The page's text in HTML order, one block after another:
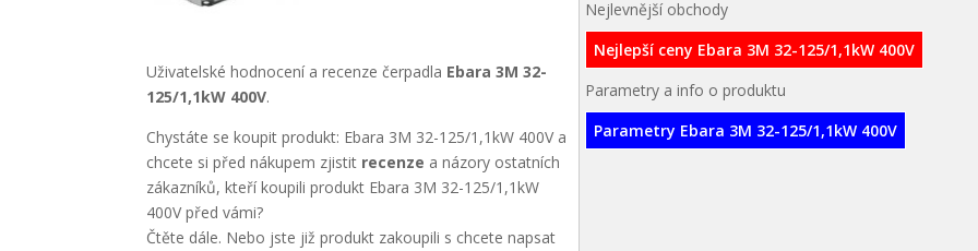
Nejlevnější obchody
Nejlepší ceny Ebara 3M 32-125/1,1kW 400V
Parametry a info o produktu
Parametry Ebara 3M 32-125/1,1kW 400V
Uživatelské hodnocení a recenze čerpadla Ebara 3M 32-
125/1,1kW 400V.
Chystáte se koupit produkt: Ebara 3M 32-125/1,1kW 400V a
chcete si před nákupem zjistit recenze a názory ostatních
zákazníků, kteří koupili produkt Ebara 3M 32-125/1,1kW
400V před vámi?
Čtěte dále. Nebo jste již produkt zakoupili s chcete napsat